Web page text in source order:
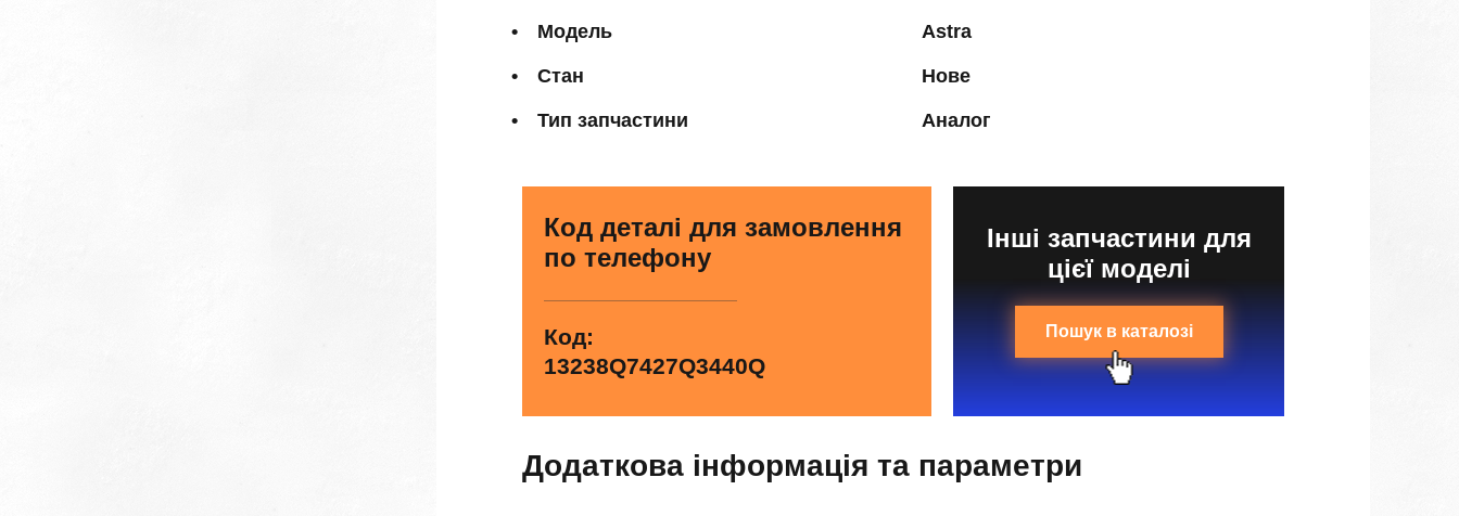
Модель Astra
Стан Нове
Тип запчастини Аналог
Код деталі для замовлення
по телефону
Код:
13238Q7427Q3440Q
Інші запчастини для
цієї моделі
Пошук в каталозі
Додаткова інформація та параметри